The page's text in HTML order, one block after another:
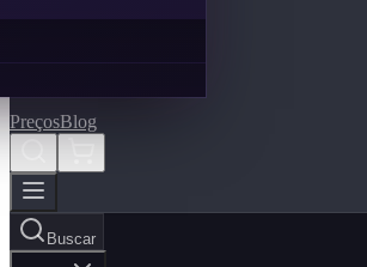
PreçosBlog
Buscar